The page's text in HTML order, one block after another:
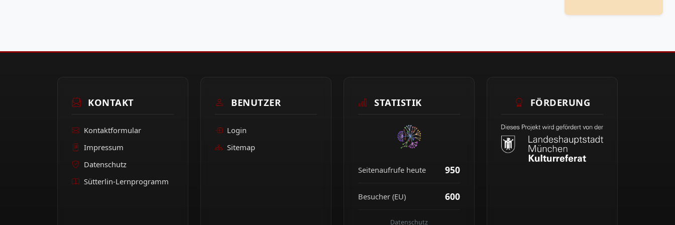
KONTAKT
Kontaktformular
Impressum
Datenschutz
Sütterlin-Lernprogramm
BENUTZER
Login
Sitemap
STATISTIK
Seitenaufrufe heute 950
Besucher (EU) 600
Datenschutz
FÖRDERUNG